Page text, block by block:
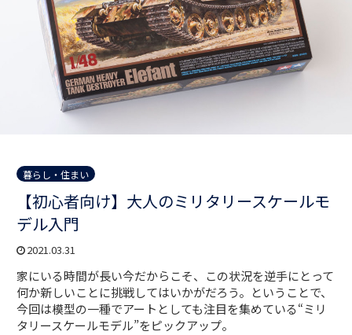
暮らし・住まい
【初心者向け】大人のミリタリースケールモ
デル入門
2021.03.31
家にいる時間が長い今だからこそ、この状況を逆手にとって
何か新しいことに挑戦してはいかがだろう。ということで、
今回は模型の一種でアートとしても注目を集めている“ミリ
タリースケールモデル”をピックアップ。